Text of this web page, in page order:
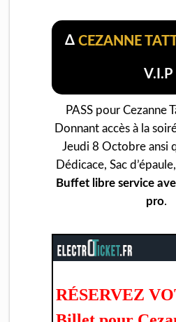
Δ CEZANNE
V.I.P
PASS pour Cezanne
Donnant accès à la
Jeudi 8 Octobre ansi
Dédicace, Sac
Buffet libre service
pro.
RÉSERVEZ